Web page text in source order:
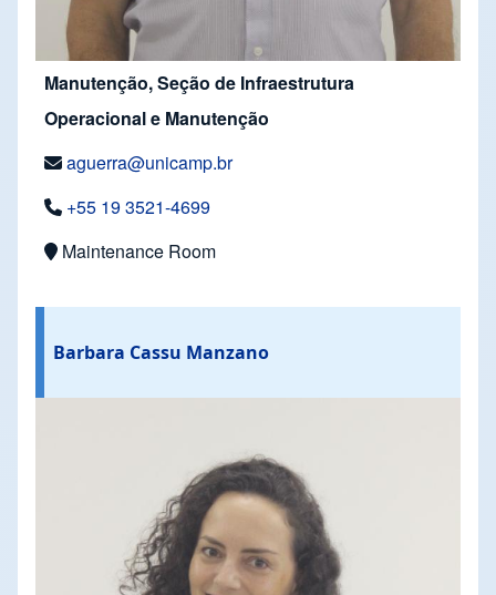
Manutenção, Seção de Infraestrutura
Operacional e Manutenção
aguerra@unicamp.br
+55 19 3521-4699
Maintenance Room
Barbara Cassu Manzano